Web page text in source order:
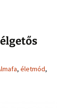
, életmód,